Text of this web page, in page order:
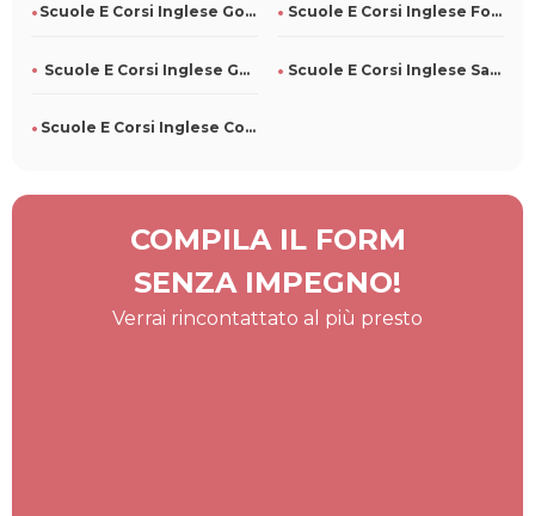
Scuole E Corsi Inglese Godiasco Salice Terme Scuole E Corsi Inglese Formigine
Scuole E Corsi Inglese Gavi Scuole E Corsi Inglese Santopadre
Scuole E Corsi Inglese Costa Di Rovigo
COMPILA IL FORM
SENZA IMPEGNO!
Verrai rincontattato al più presto